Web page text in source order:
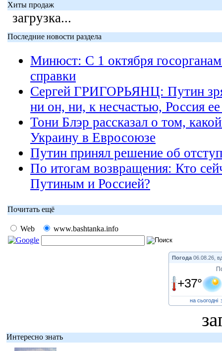
Хиты продаж
загрузка...
Последние новости раздела
Минюст: С 1 октября госорганам
справки
Сергей ГРИГОРЬЯНЦ: Путин
ни он, ни, к несчастью, Россия
Тони Блэр рассказал о том,
Украину в Евросоюзе
Путин принял решение об
По итогам возвращения: Кто
Путиным и Россией?
Почитать ещё
Web www.bashtanka.info
Погода 06.08.26,
+37°
на сьогодні
Интересно знать